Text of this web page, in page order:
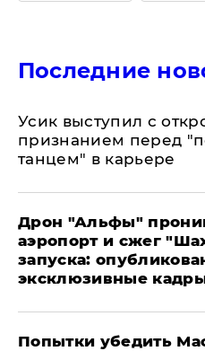
Последние
Усик выступил с
признанием перед
танцем" в карьере
Дрон "Альфы"
аэропорт и сжег
запуска:
эксклюзивные
Попытки убедить